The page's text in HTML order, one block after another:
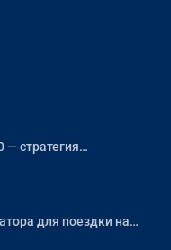
— стратегия…
для поездки на…